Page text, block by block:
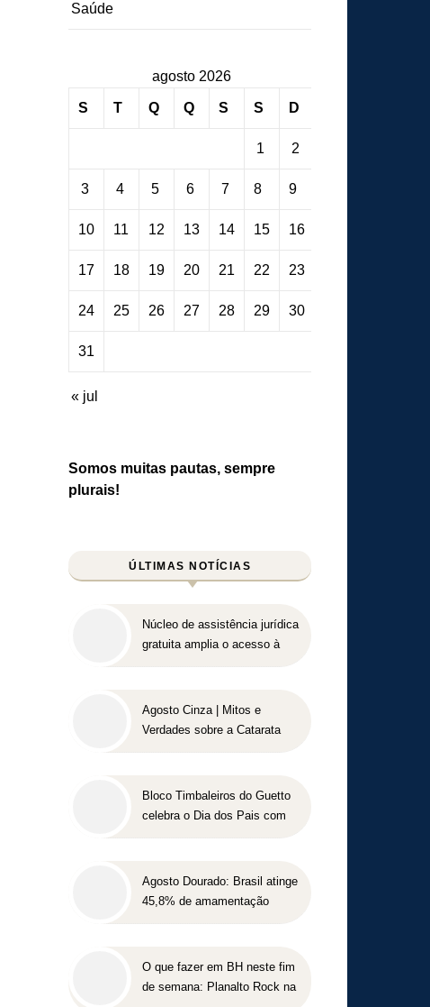
Saúde
agosto 2026
S T Q Q S S D
1 2
3 4 5 6 7 8 9
10 11 12 13 14 15 16
17 18 19 20 21 22 23
24 25 26 27 28 29 30
31
« jul
Somos muitas pautas, sempre
plurais!
ÚLTIMAS NOTÍCIAS
Núcleo de assistência jurídica
gratuita amplia o acesso à
Agosto Cinza | Mitos e
Verdades sobre a Catarata
Bloco Timbaleiros do Guetto
celebra o Dia dos Pais com
Agosto Dourado: Brasil atinge
45,8% de amamentação
2030
O que fazer em BH neste fim
de semana: Planalto Rock na